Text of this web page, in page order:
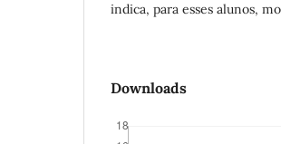
indica, para esses alunos,
Downloads